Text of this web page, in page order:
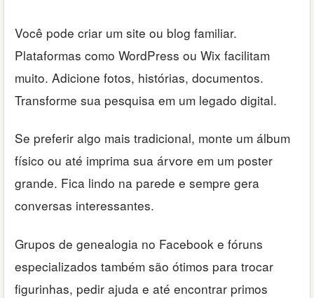
Você pode criar um site ou blog familiar.
Plataformas como WordPress ou Wix facilitam
muito. Adicione fotos, histórias, documentos.
Transforme sua pesquisa em um legado digital.
Se preferir algo mais tradicional, monte um álbum
físico ou até imprima sua árvore em um poster
grande. Fica lindo na parede e sempre gera
conversas interessantes.
Grupos de genealogia no Facebook e fóruns
especializados também são ótimos para trocar
figurinhas, pedir ajuda e até encontrar primos